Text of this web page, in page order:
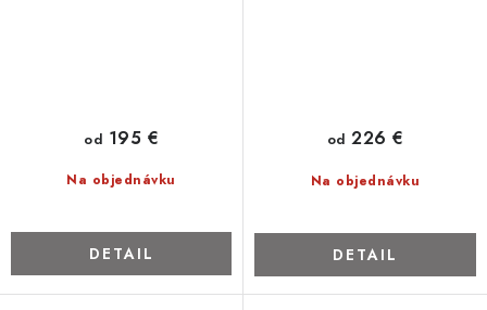
Na objednávku
od 195 €
DETAIL
Na objednávku
od 226 €
DETAIL